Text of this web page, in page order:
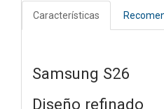
Características
Samsung S26
Diseño refinado